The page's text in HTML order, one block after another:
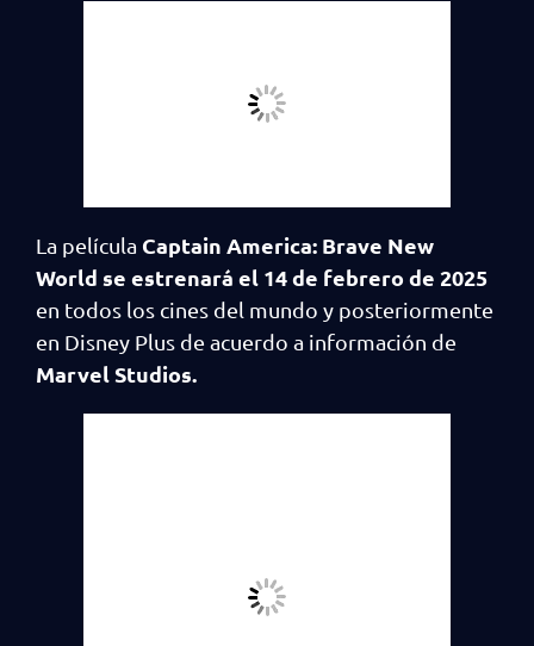
La película Captain America: Brave New
World se estrenará el 14 de febrero de 2025
en todos los cines del mundo y posteriormente
en Disney Plus de acuerdo a información de
Marvel Studios.